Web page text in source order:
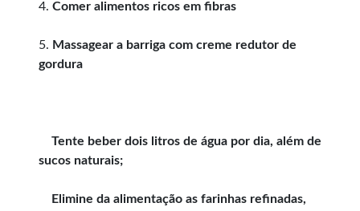
4. Comer alimentos ricos em fibras
5. Massagear a barriga com creme redutor de
gordura
Tente beber dois litros de água por dia, além de
sucos naturais;
Elimine da alimentação as farinhas refinadas,